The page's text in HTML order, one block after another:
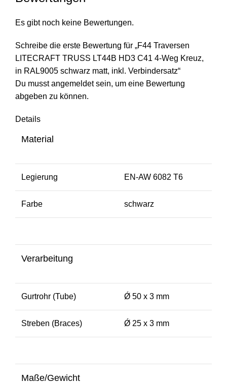
Es gibt noch keine Bewertungen.
Schreibe die erste Bewertung für „F44 Traversen
LITECRAFT TRUSS LT44B HD3 C41 4-Weg Kreuz,
in RAL9005 schwarz matt, inkl. Verbindersatz“
Du musstangemeldetsein, um eine Bewertung
abgeben zu können.
Details
Material
Legierung EN-AW 6082 T6
Farbe schwarz
Verarbeitung
Gurtrohr (Tube) Ǿ 50 x 3 mm
Streben (Braces) Ǿ 25 x 3 mm
Maße/Gewicht